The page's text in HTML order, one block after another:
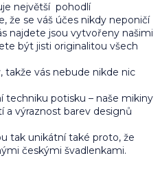
největší pohodlí
se váš účes nikdy neponičí
jsou vytvořeny našimi
být jisti originalitou všech
vás nebude nikde nic
potisku – naše mikiny
a výraznost barev designů
unikátní také proto, že
českými švadlenkami.